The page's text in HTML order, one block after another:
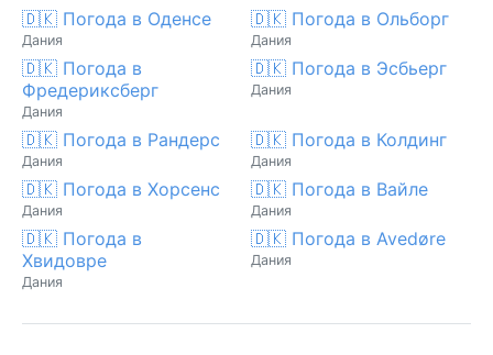
🇩🇰 Погода в Оденсе
Дания
🇩🇰 Погода в Ольборг
Дания
🇩🇰 Погода в
Фредериксберг
Дания
🇩🇰 Погода в Эсбьерг
Дания
🇩🇰 Погода в Рандерс
Дания
🇩🇰 Погода в Колдинг
Дания
🇩🇰 Погода в Хорсенс
Дания
🇩🇰 Погода в Вайле
Дания
🇩🇰 Погода в
Хвидовре
Дания
🇩🇰 Погода в Avedøre
Дания